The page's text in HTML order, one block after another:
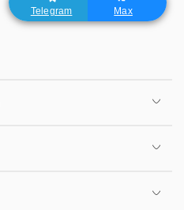
Telegram Max